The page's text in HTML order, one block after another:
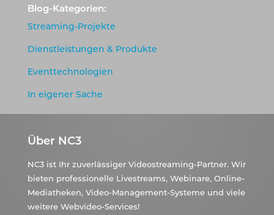
Blog-Kategorien:
Streaming-Projekte
Dienstleistungen & Produkte
Eventtechnologien
In eigener Sache
Über NC3
NC3 ist Ihr zuverlässiger Videostreaming-Partner. Wir
bieten professionelle Livestreams, Webinare, Online-
Mediatheken, Video-Management-Systeme und viele
weitere Webvideo-Services!